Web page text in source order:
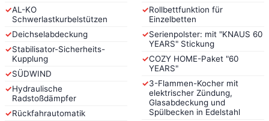
✓AL-KO
Schwerlastkurbelstützen
✓Deichselabdeckung
✓Stabilisator-Sicherheits-
Kupplung
✓SÜDWIND
✓Hydraulische
Radstoßdämpfer
✓Rückfahrautomatik
✓Rollbettfunktion für
Einzelbetten
✓Serienpolster: mit "KNAUS 60
YEARS" Stickung
✓COZY HOME-Paket "60
YEARS"
✓3-Flammen-Kocher mit
elektrischer Zündung,
Glasabdeckung und
Spülbecken in Edelstahl